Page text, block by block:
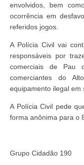
envolvidos, bem
ocorrência em
referidos jogos.
A Polícia Civil vai
responsáveis por
comerciais de Pau
comerciantes do
equipamento ilegal em
A Polícia Civil pede
forma anônima para o
Grupo Cidadão 190